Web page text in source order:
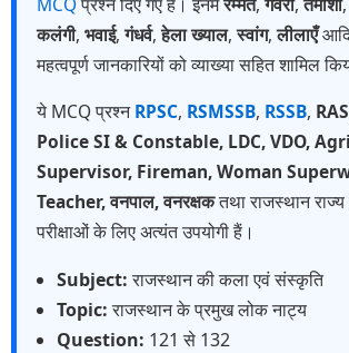
कलंगी, भवाई,गंधर्व,हेला ख्याल,स्वांग,लीलाएँ
महत्वपूर्ण जानकारियों को व्याख्या सहित शामिल
ये MCQ प्रश्नRPSC, RSMSSB, RSSB,
Police SI & Constable, LDC, VDO,
Supervisor, Fireman, Woman
Teacher, वनपाल, वनरक्षकतथा राजस्थान राज्य
परीक्षाओं के लिए अत्यंत उपयोगी हैं।
Subject:राजस्थान की कला एवं संस्कृति
Topic:राजस्थान के प्रमुख लोक नाट्य
Question: 121 से 132